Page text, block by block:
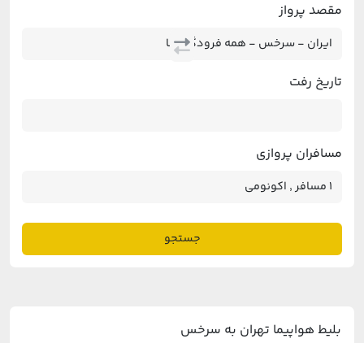
مقصد پرواز
تاریخ رفت
مسافران پروازی
جستجو
بلیط هواپیما تهران به سرخس